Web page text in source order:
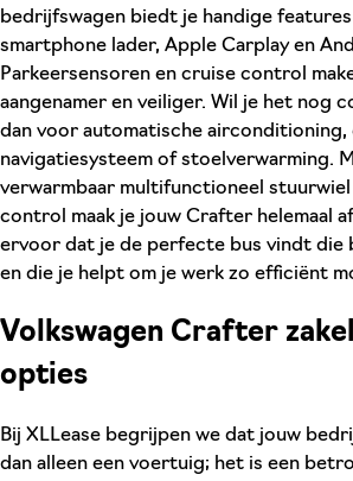
bedrijfswagen biedt je handige
smartphone lader, Apple Carplay en
Parkeersensoren en cruise control
aangenamer en veiliger. Wil je het nog
dan voor automatische airconditioning,
navigatiesysteem of stoelverwarming.
verwarmbaar multifunctioneel
control maak je jouw Crafter helemaal
ervoor dat je de perfecte bus vindt die
en die je helpt om je werk zo efficiënt
Volkswagen Crafter
opties
Bij XLLease begrijpen we dat jouw
dan alleen een voertuig; het is een